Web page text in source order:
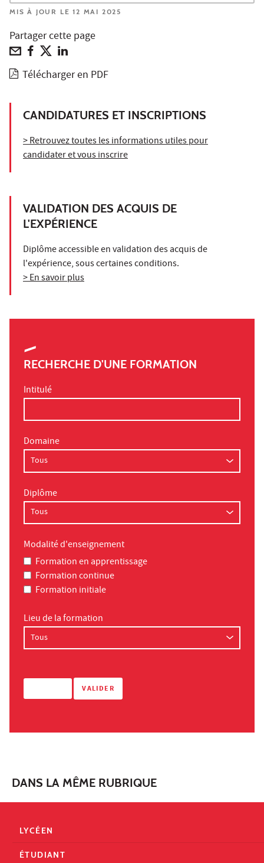
MIS À JOUR LE 12 MAI 2025
Partager cette page
Télécharger en PDF
CANDIDATURES ET INSCRIPTIONS
> Retrouvez toutes les informations utiles pour
candidater et vous inscrire
VALIDATION DES ACQUIS DE
L'EXPÉRIENCE
Diplôme accessible en validation des acquis de
l'expérience, sous certaines conditions.
> En savoir plus
RECHERCHE D'UNE FORMATION
Intitulé
Domaine
Diplôme
Modalité d'enseignement
Formation en apprentissage
Formation continue
Formation initiale
Lieu de la formation
DANS LA MÊME RUBRIQUE
LYCÉEN
ÉTUDIANT